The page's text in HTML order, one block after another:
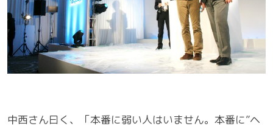
中西さん曰く、「本番に弱い人はいません。本番に”ヘ